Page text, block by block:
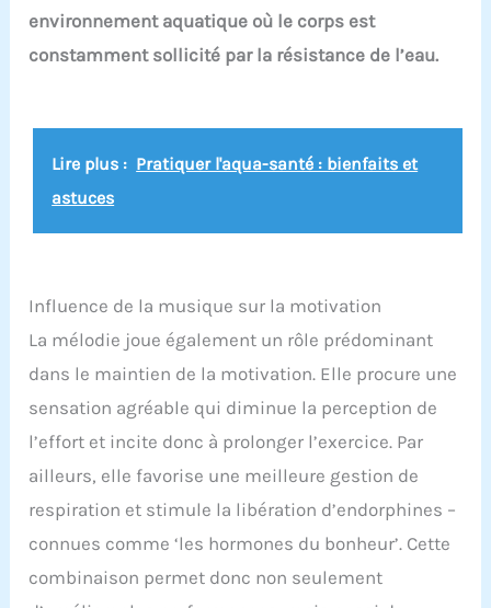
environnement aquatique où le corps est
constamment sollicité par la résistance de l’eau.
Lire plus : Pratiquer l'aqua-santé : bienfaits et
astuces
Influence de la musique sur la motivation
La mélodie joue également un rôle prédominant
dans le maintien de la motivation. Elle procure une
sensation agréable qui diminue la perception de
l’effort et incite donc à prolonger l’exercice. Par
ailleurs, elle favorise une meilleure gestion de
respiration et stimule la libération d’endorphines –
connues comme ‘les hormones du bonheur’. Cette
combinaison permet donc non seulement